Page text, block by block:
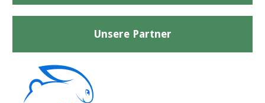
Unsere Partner